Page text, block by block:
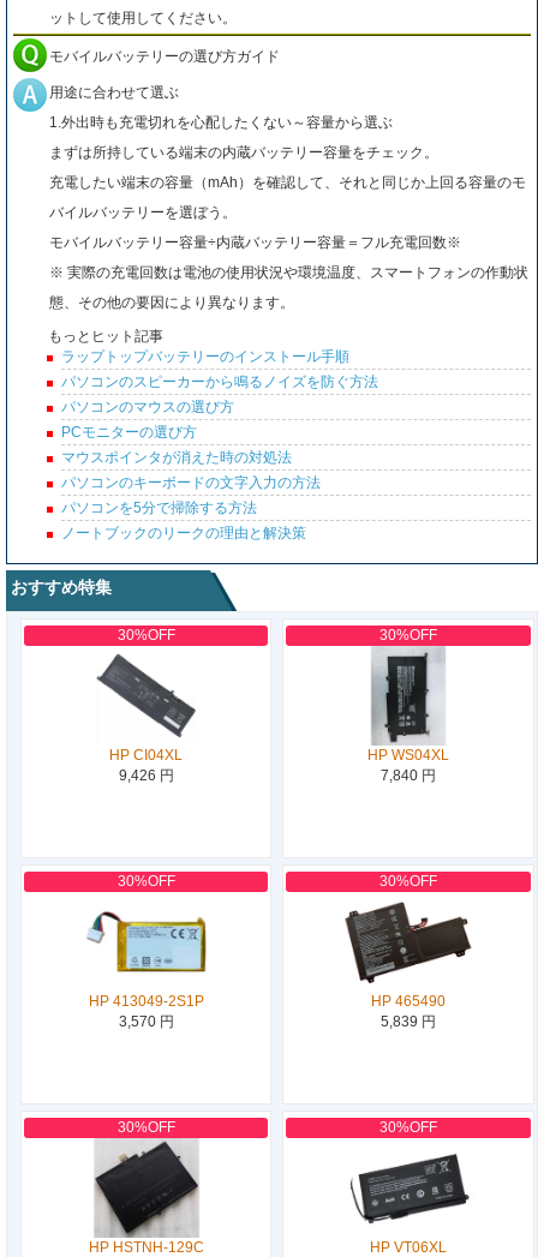
ットして使用してください。
モバイルバッテリーの選び方ガイド
用途に合わせて選ぶ
1.外出時も充電切れを心配したくない～容量から選ぶ
まずは所持している端末の内蔵バッテリー容量をチェック。
充電したい端末の容量（mAh）を確認して、それと同じか上回る容量のモ
バイルバッテリーを選ぼう。
モバイルバッテリー容量÷内蔵バッテリー容量＝フル充電回数※
※ 実際の充電回数は電池の使用状況や環境温度、スマートフォンの作動状
態、その他の要因により異なります。
もっとヒット記事
ラップトップバッテリーのインストール手順
パソコンのスピーカーから鳴るノイズを防ぐ方法
パソコンのマウスの選び方
PCモニターの選び方
マウスポインタが消えた時の対処法
パソコンのキーボードの文字入力の方法
パソコンを5分で掃除する方法
ノートブックのリークの理由と解決策
おすすめ特集
30%OFF
HP CI04XL
9,426 円
30%OFF
HP WS04XL
7,840 円
30%OFF
HP 413049-2S1P
3,570 円
30%OFF
HP 465490
5,839 円
30%OFF
HP HSTNH-129C
30%OFF
HP VT06XL